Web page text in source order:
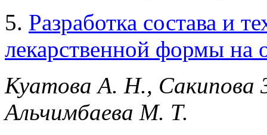
5. Разработка состава и
лекарственной формы на
Куатова А. Н., Сакипова
Альчимбаева М. Т.